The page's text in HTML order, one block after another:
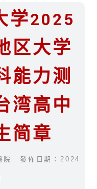
学2025
区大学
能力测
湾高中
简章
院 發佈日期：2024